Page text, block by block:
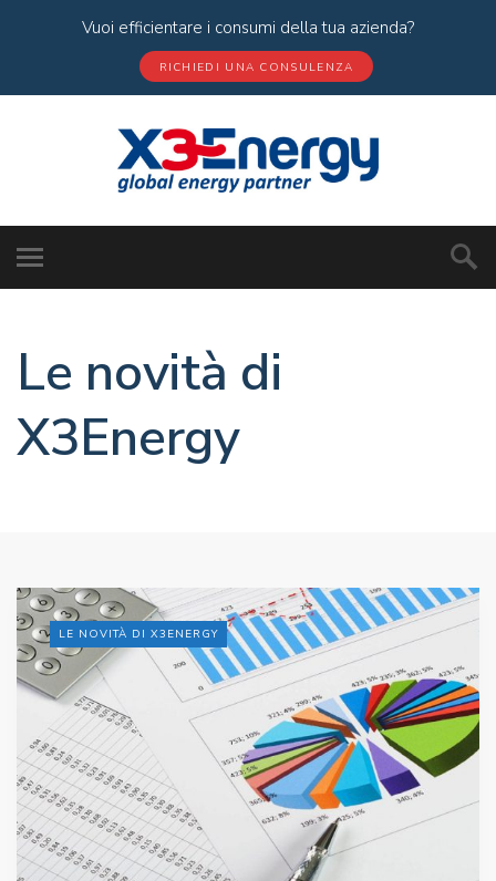
Vuoi efficientare i consumi della tua azienda?
RICHIEDI UNA CONSULENZA
Le novità di
X3Energy
LE NOVITÀ DI X3ENERGY